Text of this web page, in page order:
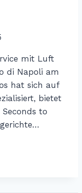
mit Luft
di Napoli am
hat sich auf
bietet
to